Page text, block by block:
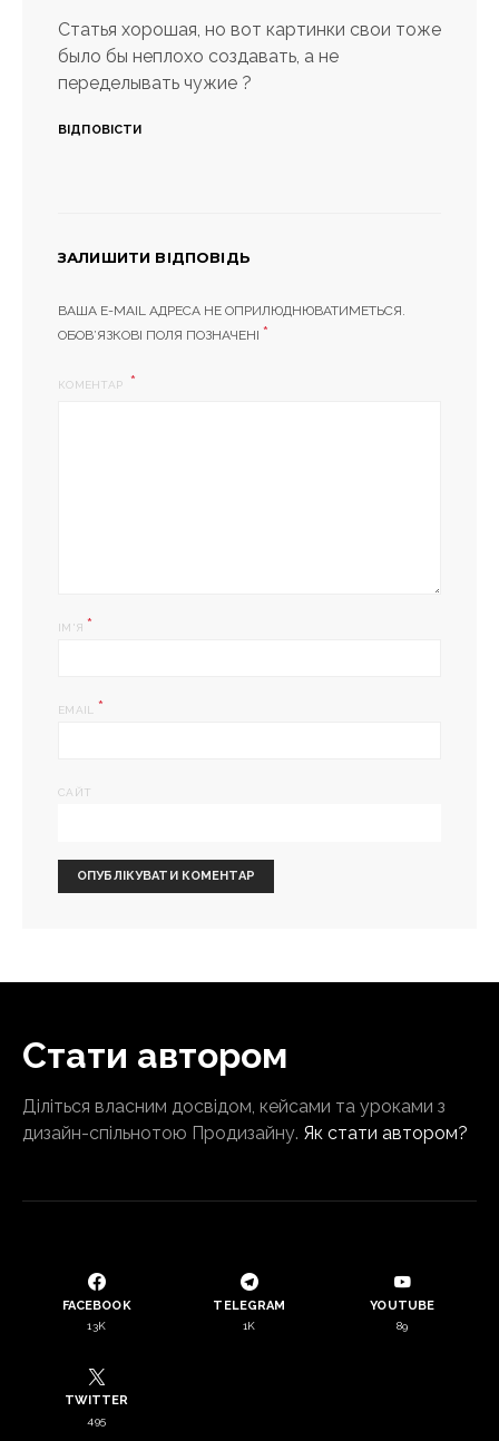
Статья хорошая, но вот картинки свои тоже
было бы неплохо создавать, а не
переделывать чужие ?
ВІДПОВІСТИ
ЗАЛИШИТИ ВІДПОВІДЬ
ВАША E-MAIL АДРЕСА НЕ ОПРИЛЮДНЮВАТИМЕТЬСЯ.
ОБОВ’ЯЗКОВІ ПОЛЯ ПОЗНАЧЕНІ *
КОМЕНТАР
ІМ'Я *
EMAIL *
САЙТ
Стати автором
Діліться власним досвідом, кейсами та уроками з
дизайн-спільнотою Продизайну. Як стати автором?
FACEBOOK
13K
TELEGRAM
1K
YOUTUBE
89
TWITTER
495